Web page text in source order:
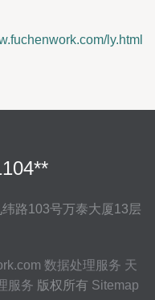
ly.html
路103号万泰大厦13层
数据处理服务 天
服务 版权所有 Sitemap